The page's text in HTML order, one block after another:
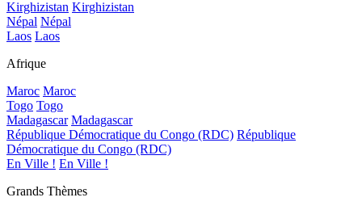
Kirghizistan Kirghizistan
Népal Népal
Laos Laos
Afrique
Maroc Maroc
Togo Togo
Madagascar Madagascar
République Démocratique du Congo (RDC) République
Démocratique du Congo (RDC)
En Ville ! En Ville !
Grands Thèmes